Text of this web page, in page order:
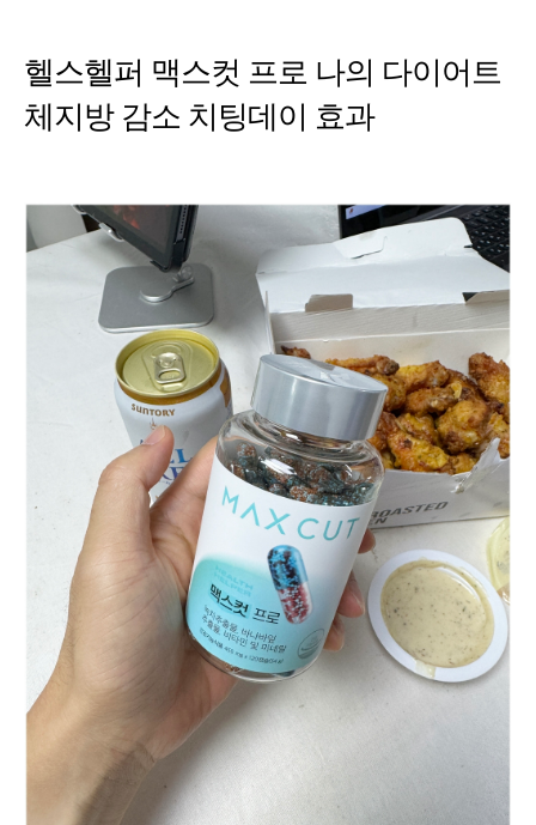
헬스헬퍼 맥스컷 프로 나의 다이어트
체지방 감소 치팅데이 효과